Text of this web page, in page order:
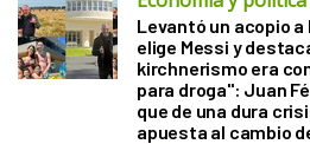
Levantó un acopio a
elige Messi y
kirchnerismo era
para droga": Juan
que de una dura
apuesta al cambio